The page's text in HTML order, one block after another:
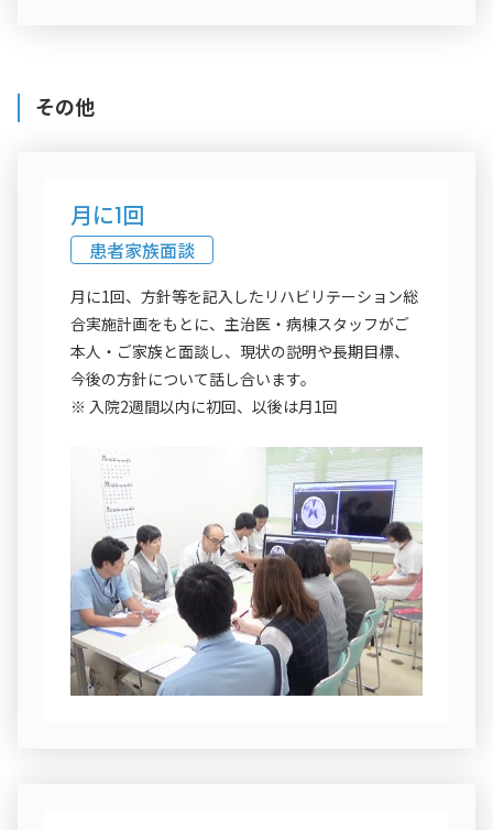
その他
月に1回
患者家族面談
月に1回、方針等を記入したリハビリテーション総
合実施計画をもとに、主治医・病棟スタッフがご
本人・ご家族と面談し、現状の説明や長期目標、
今後の方針について話し合います。
※ 入院2週間以内に初回、以後は月1回